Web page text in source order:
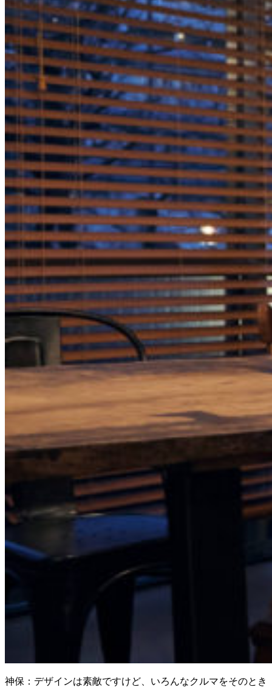
神保： デザインは素敵ですけど、いろんなクルマをそのとき